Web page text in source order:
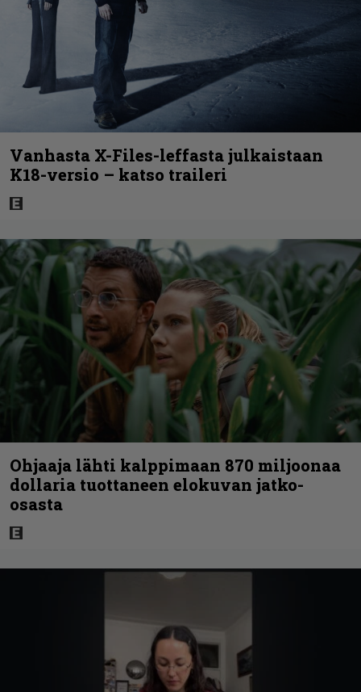
Vanhasta X-Files-leffasta julkaistaan
K18-versio – katso traileri
Ohjaaja lähti kalppimaan 870 miljoonaa
dollaria tuottaneen elokuvan jatko-
osasta